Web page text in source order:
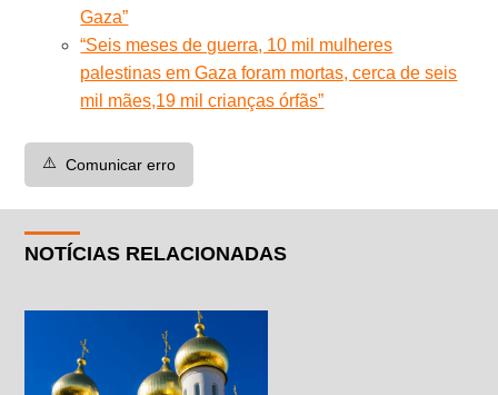
Gaza”
“Seis meses de guerra, 10 mil mulheres
palestinas em Gaza foram mortas, cerca de seis
mil mães,19 mil crianças órfãs”
⚠️ Comunicar erro
NOTÍCIAS RELACIONADAS